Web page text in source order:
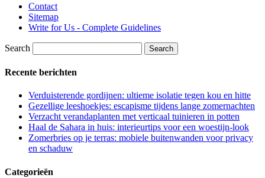
Contact
Sitemap
Write for Us - Complete Guidelines
Search
Recente berichten
Verduisterende gordijnen: ultieme isolatie tegen kou en hitte
Gezellige leeshoekjes: escapisme tijdens lange zomernachten
Verzacht verandaplanten met verticaal tuinieren in potten
Haal de Sahara in huis: interieurtips voor een woestijn-look
Zomerbries op je terras: mobiele buitenwanden voor privacy
en schaduw
Categorieën